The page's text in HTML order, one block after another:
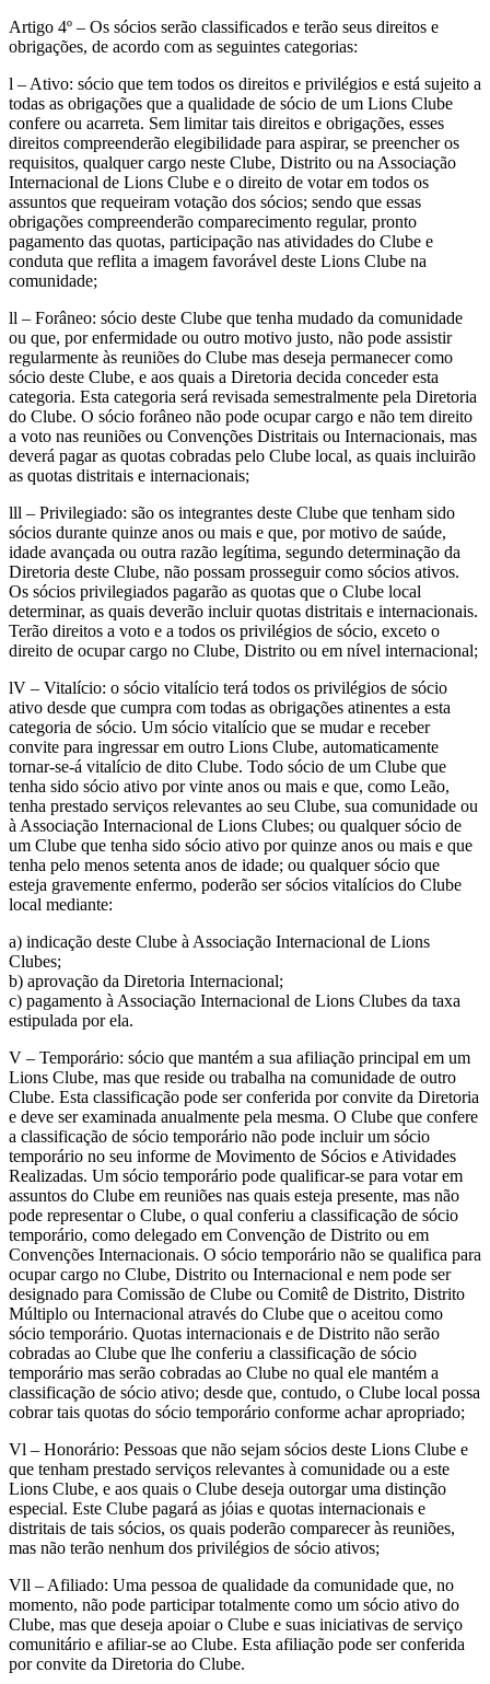
Artigo 4º – Os sócios serão classificados e terão seus direitos e
obrigações, de acordo com as seguintes categorias:
l – Ativo: sócio que tem todos os direitos e privilégios e está sujeito a
todas as obrigações que a qualidade de sócio de um Lions Clube
confere ou acarreta. Sem limitar tais direitos e obrigações, esses
direitos compreenderão elegibilidade para aspirar, se preencher os
requisitos, qualquer cargo neste Clube, Distrito ou na Associação
Internacional de Lions Clube e o direito de votar em todos os
assuntos que requeiram votação dos sócios; sendo que essas
obrigações compreenderão comparecimento regular, pronto
pagamento das quotas, participação nas atividades do Clube e
conduta que reflita a imagem favorável deste Lions Clube na
comunidade;
ll – Forâneo: sócio deste Clube que tenha mudado da comunidade
ou que, por enfermidade ou outro motivo justo, não pode assistir
regularmente às reuniões do Clube mas deseja permanecer como
sócio deste Clube, e aos quais a Diretoria decida conceder esta
categoria. Esta categoria será revisada semestralmente pela Diretoria
do Clube. O sócio forâneo não pode ocupar cargo e não tem direito
a voto nas reuniões ou Convenções Distritais ou Internacionais, mas
deverá pagar as quotas cobradas pelo Clube local, as quais incluirão
as quotas distritais e internacionais;
lll – Privilegiado: são os integrantes deste Clube que tenham sido
sócios durante quinze anos ou mais e que, por motivo de saúde,
idade avançada ou outra razão legítima, segundo determinação da
Diretoria deste Clube, não possam prosseguir como sócios ativos.
Os sócios privilegiados pagarão as quotas que o Clube local
determinar, as quais deverão incluir quotas distritais e internacionais.
Terão direitos a voto e a todos os privilégios de sócio, exceto o
direito de ocupar cargo no Clube, Distrito ou em nível internacional;
lV – Vitalício: o sócio vitalício terá todos os privilégios de sócio
ativo desde que cumpra com todas as obrigações atinentes a esta
categoria de sócio. Um sócio vitalício que se mudar e receber
convite para ingressar em outro Lions Clube, automaticamente
tornar-se-á vitalício de dito Clube. Todo sócio de um Clube que
tenha sido sócio ativo por vinte anos ou mais e que, como Leão,
tenha prestado serviços relevantes ao seu Clube, sua comunidade ou
à Associação Internacional de Lions Clubes; ou qualquer sócio de
um Clube que tenha sido sócio ativo por quinze anos ou mais e que
tenha pelo menos setenta anos de idade; ou qualquer sócio que
esteja gravemente enfermo, poderão ser sócios vitalícios do Clube
local mediante:
a) indicação deste Clube à Associação Internacional de Lions
Clubes;
b) aprovação da Diretoria Internacional;
c) pagamento à Associação Internacional de Lions Clubes da taxa
estipulada por ela.
V – Temporário: sócio que mantém a sua afiliação principal em um
Lions Clube, mas que reside ou trabalha na comunidade de outro
Clube. Esta classificação pode ser conferida por convite da Diretoria
e deve ser examinada anualmente pela mesma. O Clube que confere
a classificação de sócio temporário não pode incluir um sócio
temporário no seu informe de Movimento de Sócios e Atividades
Realizadas. Um sócio temporário pode qualificar-se para votar em
assuntos do Clube em reuniões nas quais esteja presente, mas não
pode representar o Clube, o qual conferiu a classificação de sócio
temporário, como delegado em Convenção de Distrito ou em
Convenções Internacionais. O sócio temporário não se qualifica para
ocupar cargo no Clube, Distrito ou Internacional e nem pode ser
designado para Comissão de Clube ou Comitê de Distrito, Distrito
Múltiplo ou Internacional através do Clube que o aceitou como
sócio temporário. Quotas internacionais e de Distrito não serão
cobradas ao Clube que lhe conferiu a classificação de sócio
temporário mas serão cobradas ao Clube no qual ele mantém a
classificação de sócio ativo; desde que, contudo, o Clube local possa
cobrar tais quotas do sócio temporário conforme achar apropriado;
Vl – Honorário: Pessoas que não sejam sócios deste Lions Clube e
que tenham prestado serviços relevantes à comunidade ou a este
Lions Clube, e aos quais o Clube deseja outorgar uma distinção
especial. Este Clube pagará as jóias e quotas internacionais e
distritais de tais sócios, os quais poderão comparecer às reuniões,
mas não terão nenhum dos privilégios de sócio ativos;
Vll – Afiliado: Uma pessoa de qualidade da comunidade que, no
momento, não pode participar totalmente como um sócio ativo do
Clube, mas que deseja apoiar o Clube e suas iniciativas de serviço
comunitário e afiliar-se ao Clube. Esta afiliação pode ser conferida
por convite da Diretoria do Clube.